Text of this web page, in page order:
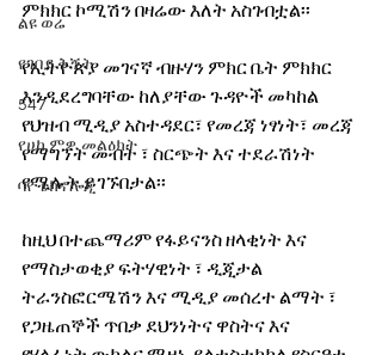
ልዩ ወሬ
የገበያ ቅኝት
547
የሀኪምዎ መልዕክት
ባዮቴክኖሎጂ
ምክክር ኮሚሽን በዛሬው እለት አስገብቷል፡፡
የኢትዮጵያ መገናኛ ብዙሃን ምክር ቤት ምክክር
እንዲደረግባቸው ከለያቸው ጉዳዮች መካከል
የህዝብ ሚዲያ አስተዳደር፣ የመረጃ ነፃነት፣ መረጃ
የማግኘት መብት ፣ ስርጭት እና ተደራሽነት
የሚሉት ይገኙበታል፡፡
ከዚህ በተጨማሪም የፋይናንስ ዘላቂነት እና
የማስታወቂያ ፍትሃዊነት ፣ ዲጂታል
ትራንስፎርሜሽን እና ሚዲያ መሰረተ ልማት ፣
የጋዜጠኞች ጥበቃ ደህንነትና ዋስትና እና